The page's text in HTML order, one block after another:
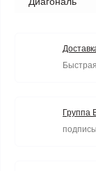
Группа